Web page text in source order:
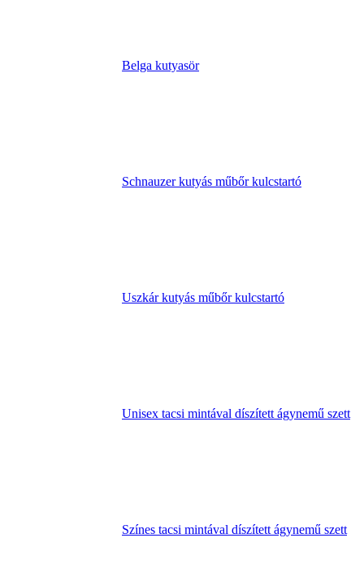
Belga kutyasör
Schnauzer kutyás műbőr kulcstartó
Uszkár kutyás műbőr kulcstartó
Unisex tacsi mintával díszített ágynemű szett
Színes tacsi mintával díszített ágynemű szett